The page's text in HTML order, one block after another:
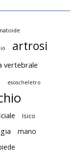
artrosi
vertebrale
esoscheletro
Isico
mano